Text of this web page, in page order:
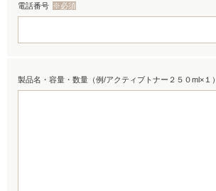
電話番号 ※必須
製品名・容量・数量（例/アクティブトナー２５０ml×１）